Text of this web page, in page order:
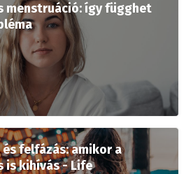
menstruáció: így függhet
felfázás: amikor a
is kihívás - Life